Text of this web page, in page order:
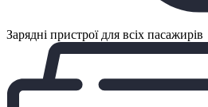
Зарядні пристрої для всіх пасажирів